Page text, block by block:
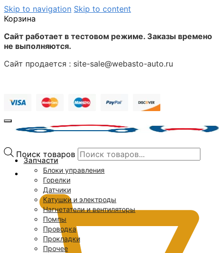
Skip to navigation Skip to content
Корзина
Сайт работает в тестовом режиме. Заказы времено
не выполняются.
Сайт продается : site-sale@webasto-auto.ru
Поиск товаров
Запчасти
Блоки управления
Горелки
Датчики
Катушки и электроды
Нагнетатели и вентиляторы
Помпы
Проводка
Прокладки
Прочее